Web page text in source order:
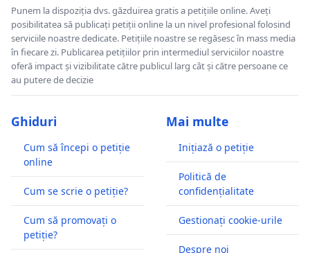
Punem la dispoziția dvs. găzduirea gratis a petițiile online. Aveți
posibilitatea să publicați petiții online la un nivel profesional folosind
serviciile noastre dedicate. Petițiile noastre se regăsesc în mass media
în fiecare zi. Publicarea petițiilor prin intermediul serviciilor noastre
oferă impact și vizibilitate către publicul larg cât și către persoane ce
au putere de decizie
Ghiduri
Cum să începi o petiție
online
Cum se scrie o petiție?
Cum să promovați o
petiție?
Mai multe
Inițiază o petiție
Politică de
confidențialitate
Gestionați cookie-urile
Despre noi